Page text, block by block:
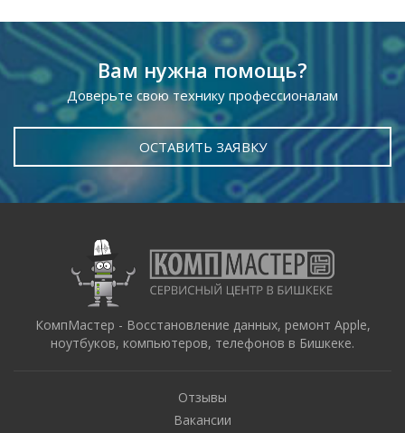
Вам нужна помощь?
Доверьте свою технику профессионалам
ОСТАВИТЬ ЗАЯВКУ
КомпМастер - Восстановление данных, ремонт Apple,
ноутбуков, компьютеров, телефонов в Бишкеке.
Отзывы
Вакансии